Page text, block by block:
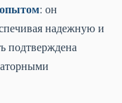
: он
надежную и
подтверждена